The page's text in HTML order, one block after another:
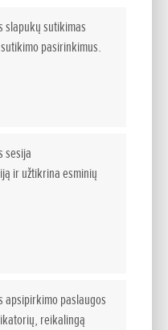
slapukų sutikimas
pasirinkimus.
sesija
ir užtikrina esminių
apsipirkimo paslaugos
reikalingą
- Nedirbame